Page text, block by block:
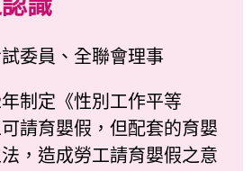
識
委員、全聯會理事
制定《性別工作平等
請育嬰假，但配套的育嬰
，造成勞工請育嬰假之意